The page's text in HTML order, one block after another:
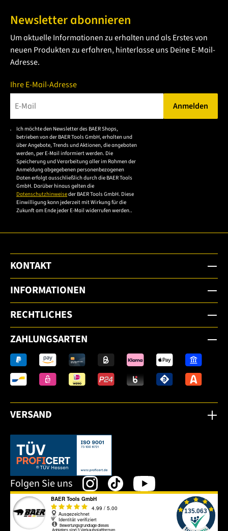
Newsletter abonnieren
Um aktuelle Informationen zu erhalten und als Erstes von
neuen Produkten zu erfahren, hinterlasse uns Deine E-Mail-
Adresse.
Ihre E-Mail-Adresse
Bitte geben Sie eine gültige E-Mail-Adresse ein.
Anmelden
Ich möchte den Newsletter des BAER Shops,
betrieben von der BAER Tools GmbH, erhalten und
über Angebote, Trends und Aktionen, die angeboten
werden, per E-Mail informiert werden. Die
Speicherung und Verarbeitung aller im Rahmen der
Anmeldung abgegebenen personenbezogenen
Daten erfolgt ausschließlich durch die BAER Tools
GmbH. Darüber hinaus gelten die
Datenschutzhinweiseder BAER Tools GmbH. Diese
Einwilligung kann jederzeit mit Wirkung für die
Zukunft am Ende jeder E-Mail widerrufen werden..
KONTAKT
INFORMATIONEN
RECHTLICHES
ZAHLUNGSARTEN
VERSAND
Dieser Link öffnet sich in einem neuen Tab.
Folgen Sie uns